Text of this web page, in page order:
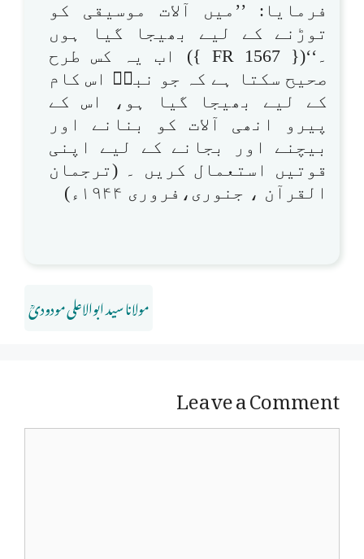
فرمایا: ’’میں آلات موسیقی کو
توڑنے کے لیے بھیجا گیا ہوں
۔‘‘({ FR 1567 }) اب یہ کس طرح
صحیح سکتا ہے کہ جو نبیؐ اس کام
کے لیے بھیجا گیا ہو، اس کے
پیرو انھی آلات کو بنانے اور
بیچنے اور بجانے کے لیے اپنی
قوتیں استعمال کریں ۔ (ترجمان
القرآن ، جنوری،فروری ۱۹۴۴ء)
مولانا سید ابوالاعلی مودودیؒ
Leave a Comment